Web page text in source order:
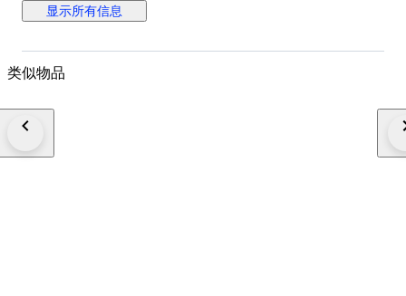
qui ont habillé des intérieur de maisons. dans cette collection - on
retrouve des vases - des assiettes - coupes. rayures d'usage - peut-être
transparence et la lumière du cristal. ses premières collections étaient
atelier à Clairfontaine prés de Rambouillet. En 1922 - il se consacre
ce jour, elle est la seule Manufacture Lalique au Monde. reconnue dans
transmettre son savoir ancestral. longueur - 42cms. largeur - 16cms.
显示所有信息
类似物品